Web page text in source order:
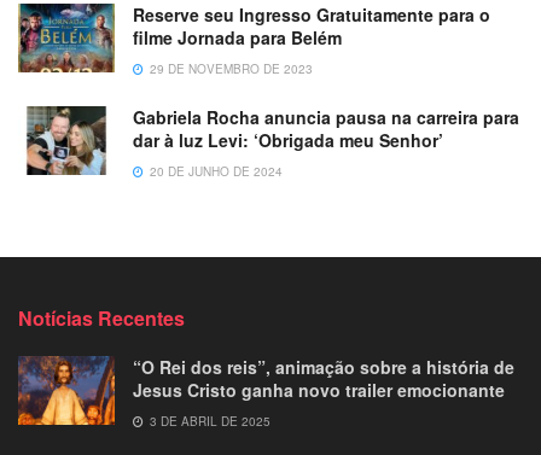
Reserve seu Ingresso Gratuitamente para o
filme Jornada para Belém
29 DE NOVEMBRO DE 2023
Gabriela Rocha anuncia pausa na carreira para
dar à luz Levi: ‘Obrigada meu Senhor’
20 DE JUNHO DE 2024
Notícias Recentes
“O Rei dos reis”, animação sobre a história de
Jesus Cristo ganha novo trailer emocionante
3 DE ABRIL DE 2025